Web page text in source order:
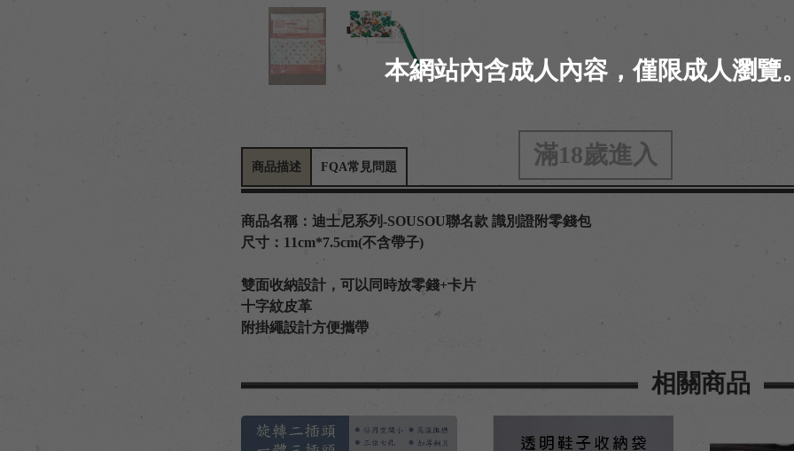
商品描述 FQA常見問題
商品名稱：迪士尼系列-SOUSOU聯名款 識別證附零錢包
尺寸：11cm*7.5cm(不含帶子)
雙面收納設計，可以同時放零錢+卡片
十字紋皮革
附掛繩設計方便攜帶
相關商品
本網站內含成人內容，僅限成人瀏覽
滿18歲進入